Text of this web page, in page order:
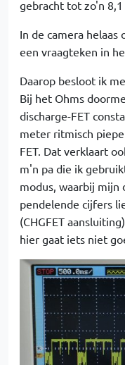
gebracht tot zo'n
In de camera
een vraagteken in
Daarop besloot ik
Bij het Ohms
discharge-FET
meter ritmisch
FET. Dat verklaart
m'n pa die ik
modus, waarbij
pendelende cijfers
(CHGFET
hier gaat iets niet